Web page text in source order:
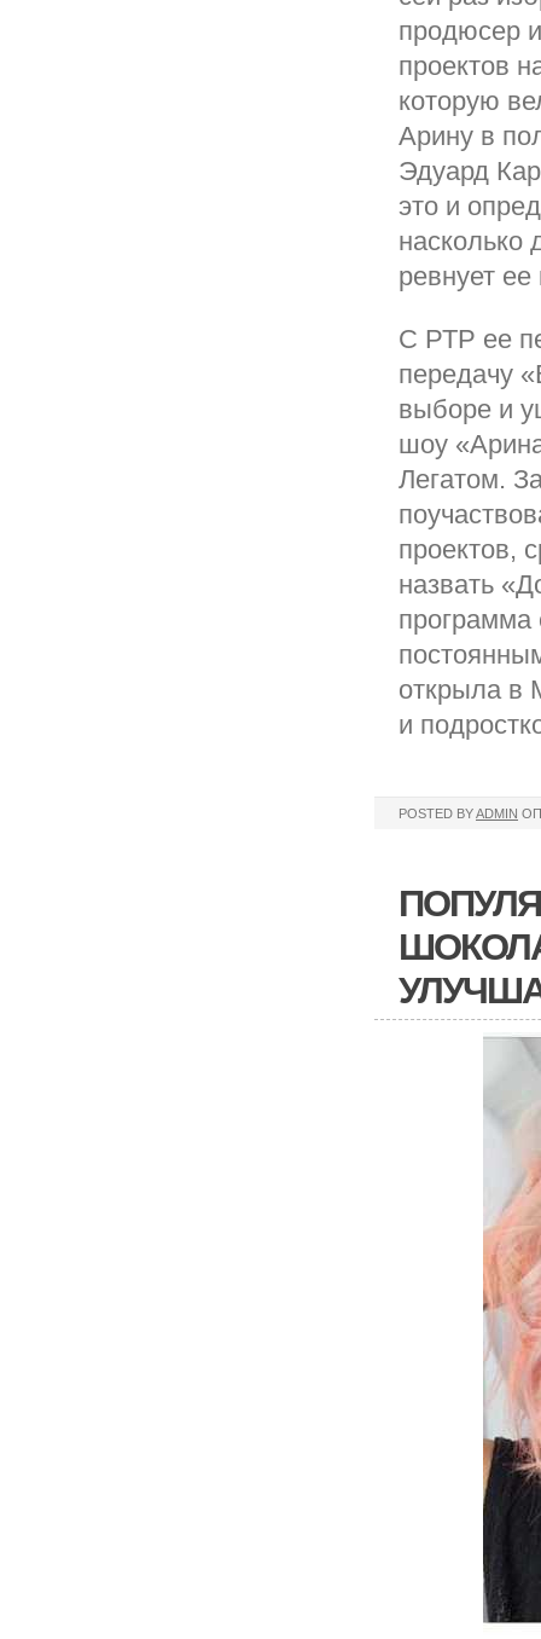
продюсер
проектов
которую
Арину в
Эдуард
это и
насколько
ревнует
С РТР ее
передачу
выборе и
шоу
Легатом.
проектов,
назвать
программа
открыла в
и
POSTED BYADMIN